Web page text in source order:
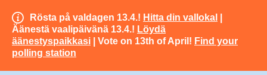
Rösta på valdagen 13.4.! Hitta din vallokal
Äänestä vaalipäivänä 13.4.! Löydä
äänestyspaikkasi | Vote on 13th of April! Find your
polling station